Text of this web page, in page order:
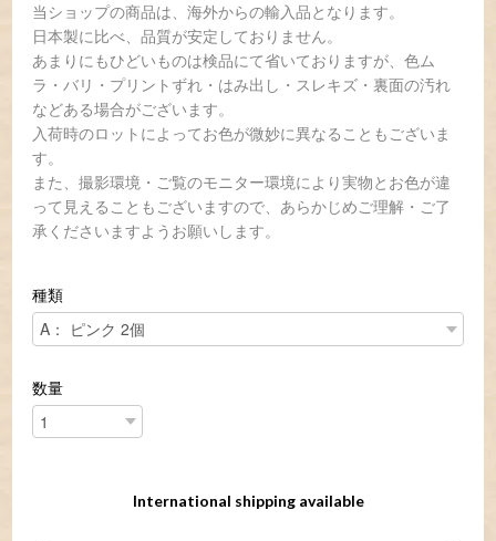
当ショップの商品は、海外からの輸入品となります。
日本製に比べ、品質が安定しておりません。
あまりにもひどいものは検品にて省いておりますが、色ム
ラ・バリ・プリントずれ・はみ出し・スレキズ・裏面の汚れ
などある場合がございます。
入荷時のロットによってお色が微妙に異なることもございま
す。
また、撮影環境・ご覧のモニター環境により実物とお色が違
って見えることもございますので、あらかじめご理解・ご了
承くださいますようお願いします。
種類
数量
International shipping available